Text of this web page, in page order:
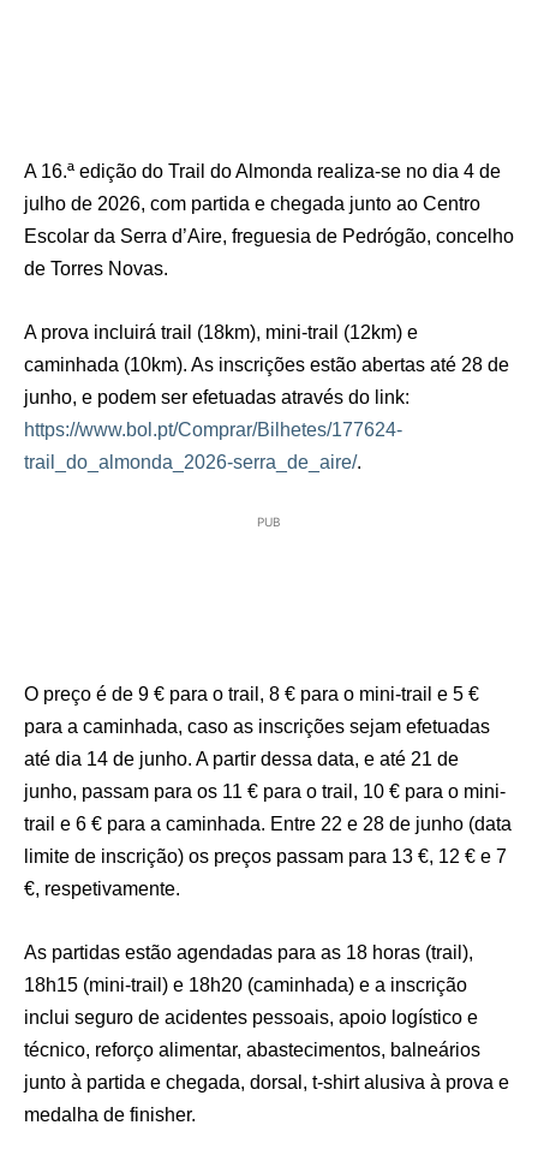
A 16.ª edição do Trail do Almonda realiza-se no dia 4 de
julho de 2026, com partida e chegada junto ao Centro
Escolar da Serra d’Aire, freguesia de Pedrógão, concelho
de Torres Novas.
A prova incluirá trail (18km), mini-trail (12km) e
caminhada (10km). As inscrições estão abertas até 28 de
junho, e podem ser efetuadas através do link:
https://www.bol.pt/Comprar/Bilhetes/177624-
trail_do_almonda_2026-serra_de_aire/.
PUB
O preço é de 9 € para o trail, 8 € para o mini-trail e 5 €
para a caminhada, caso as inscrições sejam efetuadas
até dia 14 de junho. A partir dessa data, e até 21 de
junho, passam para os 11 € para o trail, 10 € para o mini-
trail e 6 € para a caminhada. Entre 22 e 28 de junho (data
limite de inscrição) os preços passam para 13 €, 12 € e 7
€, respetivamente.
As partidas estão agendadas para as 18 horas (trail),
18h15 (mini-trail) e 18h20 (caminhada) e a inscrição
inclui seguro de acidentes pessoais, apoio logístico e
técnico, reforço alimentar, abastecimentos, balneários
junto à partida e chegada, dorsal, t-shirt alusiva à prova e
medalha de finisher.